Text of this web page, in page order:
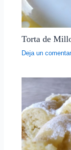
Torta de
Deja un